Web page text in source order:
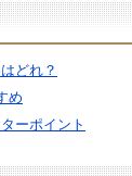
どれ？
め
ーポイント